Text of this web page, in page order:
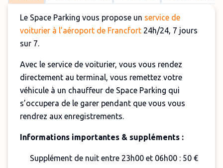
Le Space Parking vous propose un service de
voiturier à l’aéroport de Francfort 24h/24, 7 jours
sur 7.
Avec le service de voiturier, vous vous rendez
directement au terminal, vous remettez votre
véhicule à un chauffeur de Space Parking qui
s’occupera de le garer pendant que vous vous
rendrez aux enregistrements.
Informations importantes & suppléments :
Supplément de nuit entre 23h00 et 06h00 : 50 €